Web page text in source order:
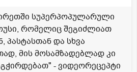
სუპერპოპულარული
რომელიც შეგიძლიათ
და სხვა
მის მოსამზადებლად კი
- ვიდეორეცეპტი